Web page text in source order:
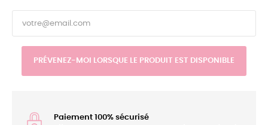
PRÉVENEZ-MOI LORSQUE LE PRODUIT EST DISPONIBLE
Paiement 100% sécurisé